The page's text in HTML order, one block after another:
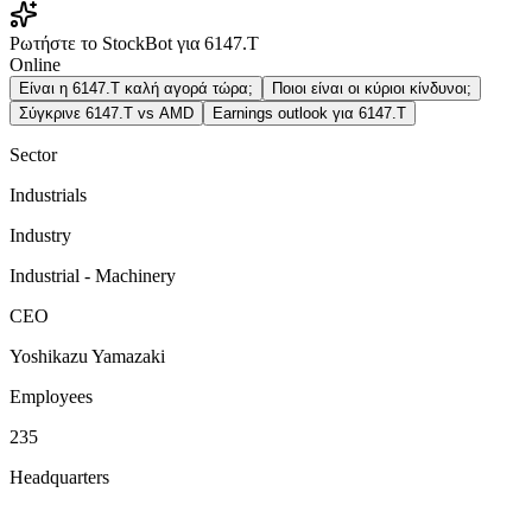
Ρωτήστε το StockBot για 6147.T
Online
Είναι η 6147.T καλή αγορά τώρα;
Ποιοι είναι οι κύριοι κίνδυνοι;
Σύγκρινε 6147.T vs AMD
Earnings outlook για 6147.T
Sector
Industrials
Industry
Industrial - Machinery
CEO
Yoshikazu Yamazaki
Employees
235
Headquarters